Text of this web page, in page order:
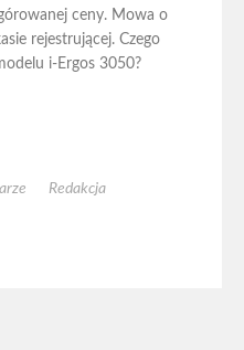
ceny. Mowa o
rejestrującej. Czego
i-Ergos 3050?
Redakcja